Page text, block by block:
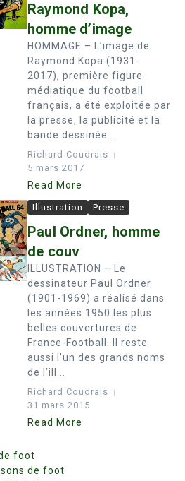
Raymond Kopa,
homme d’image
HOMMAGE – L’image de
Raymond Kopa (1931-
2017), première figure
médiatique du football
français, a été exploitée par
la presse, la publicité et la
bande dessinée....
Richard Coudrais
5 mars 2017
Read More
Illustration Presse
Paul Ordner, homme
de couv
ILLUSTRATION – Le
dessinateur Paul Ordner
(1901-1969) a réalisé dans
les années 1950 les plus
belles couvertures de
France-Football. Il reste
aussi l’un des grands noms
de l’ill...
Richard Coudrais
31 mars 2015
Read More
foot
de foot